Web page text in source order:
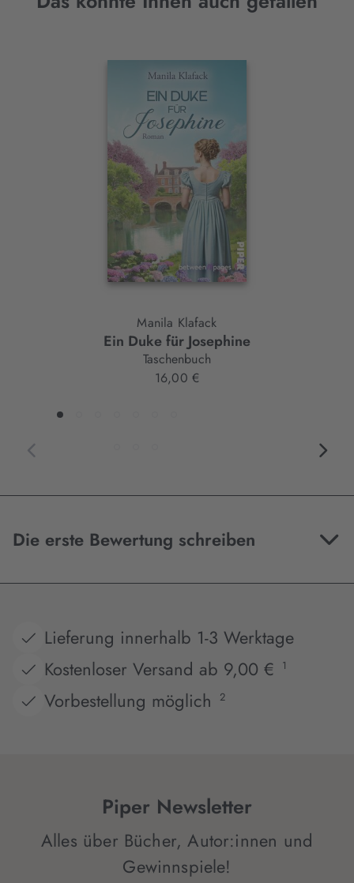
Manila Klafack
Ein Duke für Josephine
Taschenbuch
16,00 €
Die erste Bewertung schreiben
Lieferung innerhalb 1-3 Werktage
Kostenloser Versand ab 9,00 €
1
Vorbestellung möglich 2
Piper Newsletter
Alles über Bücher, Autor:innen und
Gewinnspiele!